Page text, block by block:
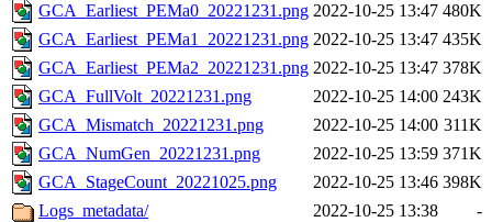
GCA_Earliest_PEMa0_20221231.png 2022-10-25 13:47 480K
GCA_Earliest_PEMa1_20221231.png 2022-10-25 13:47 435K
GCA_Earliest_PEMa2_20221231.png 2022-10-25 13:47 378K
GCA_FullVolt_20221231.png
2022-10-25 14:00 243K
GCA_Mismatch_20221231.png
2022-10-25 14:00 311K
GCA_NumGen_20221231.png
2022-10-25 13:59 371K
GCA_StageCount_20221025.png
2022-10-25 13:46 398K
Logs_metadata/
2022-10-25 13:38
-